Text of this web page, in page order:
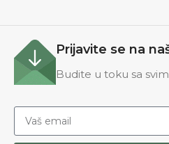
Prijavite se na
Budite u toku sa